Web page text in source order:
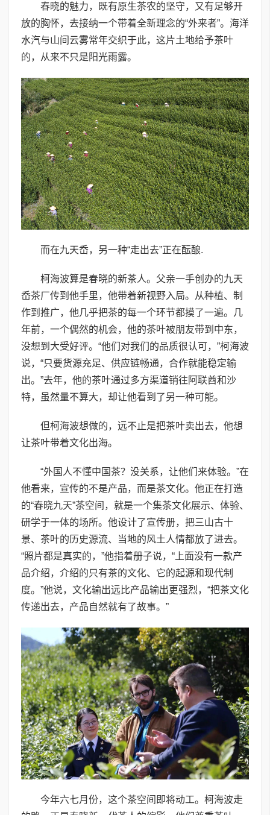
春晓的魅力，既有原生茶农的坚守，又有足够开
放的胸怀，去接纳一个带着全新理念的“外来者”。海洋
水汽与山间云雾常年交织于此，这片土地给予茶叶
的，从来不只是阳光雨露。
而在九天岙，另一种“走出去”正在酝酿.
柯海波算是春晓的新茶人。父亲一手创办的九天
岙茶厂传到他手里，他带着新视野入局。从种植、制
作到推广，他几乎把茶的每一个环节都摸了一遍。几
年前，一个偶然的机会，他的茶叶被朋友带到中东，
没想到大受好评。“他们对我们的品质很认可，”柯海波
说，“只要货源充足、供应链畅通，合作就能稳定输
出。”去年，他的茶叶通过多方渠道销往阿联酋和沙
特，虽然量不算大，却让他看到了另一种可能。
但柯海波想做的，远不止是把茶叶卖出去，他想
让茶叶带着文化出海。
“外国人不懂中国茶？没关系，让他们来体验。”在
他看来，宣传的不是产品，而是茶文化。他正在打造
的“春晓九天”茶空间，就是一个集茶文化展示、体验、
研学于一体的场所。他设计了宣传册，把三山古十
景、茶叶的历史源流、当地的风土人情都放了进去。
“照片都是真实的，”他指着册子说，“上面没有一款产
品介绍，介绍的只有茶的文化、它的起源和现代制
度。”他说，文化输出远比产品输出更强烈，“把茶文化
传递出去，产品自然就有了故事。”
今年六七月份，这个茶空间即将动工。柯海波走